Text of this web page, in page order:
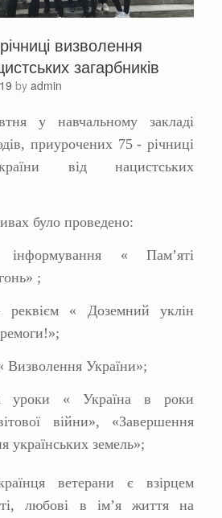
визволення
загарбників
by admin
у навчальному закладі
приурочених 75 - річниці
від нацистських
було проведено:
інформування « Пам’яті
;
реквієм « Доземний уклін
Визволення України»;
уроки « Україна в роки
війни», «Завершення
українських земель»;
ветерани є взірцем
любові в ім’я життя на